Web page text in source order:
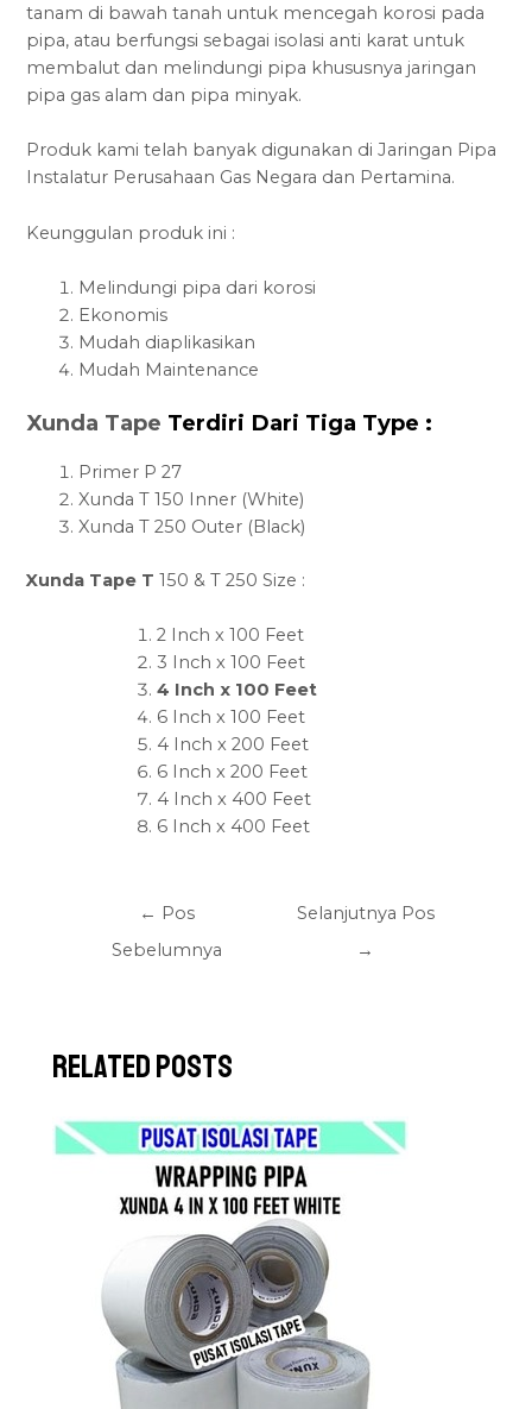
tanam di bawah tanah untuk mencegah korosi pada
pipa, atau berfungsi sebagai isolasi anti karat untuk
membalut dan melindungi pipa khususnya jaringan
pipa gas alam dan pipa minyak.
Produk kami telah banyak digunakan di Jaringan Pipa
Instalatur Perusahaan Gas Negara dan Pertamina.
Keunggulan produk ini :
Melindungi pipa dari korosi
Ekonomis
Mudah diaplikasikan
Mudah Maintenance
Xunda Tape Terdiri Dari Tiga Type :
Primer P 27
Xunda T 150 Inner (White)
Xunda T 250 Outer (Black)
Xunda Tape T 150 & T 250 Size :
2 Inch x 100 Feet
3 Inch x 100 Feet
4 Inch x 100 Feet
6 Inch x 100 Feet
4 Inch x 200 Feet
6 Inch x 200 Feet
4 Inch x 400 Feet
6 Inch x 400 Feet
← Pos
Sebelumnya
Selanjutnya Pos
→
Related Posts